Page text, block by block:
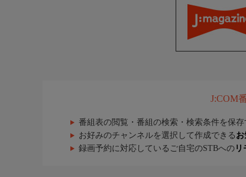
J:COM
番組表の閲覧・番組の検索・検索条件を保
お好みのチャンネルを選択して作成できる
録画予約に対応しているご自宅のSTBへの リ